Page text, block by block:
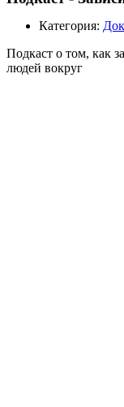
Категория:
Подкаст о том, как
людей вокруг